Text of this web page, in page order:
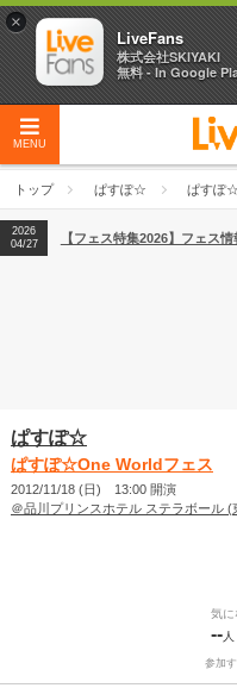
MENU
トップ ぱすぽ☆ ぱすぽ
2026
04/27
2026
【ライブ動員ランキング】
2026
04/27
【フェス特集2026】フェス情
ぱすぽ☆
ぱすぽ☆One Worldフェス
2012/11/18 (日) 13:00 開演
＠品川プリンスホテル ステラボール (
気に
--人
参加
×
LiveFans
株式会社SKIYAKI
無料 - In Google